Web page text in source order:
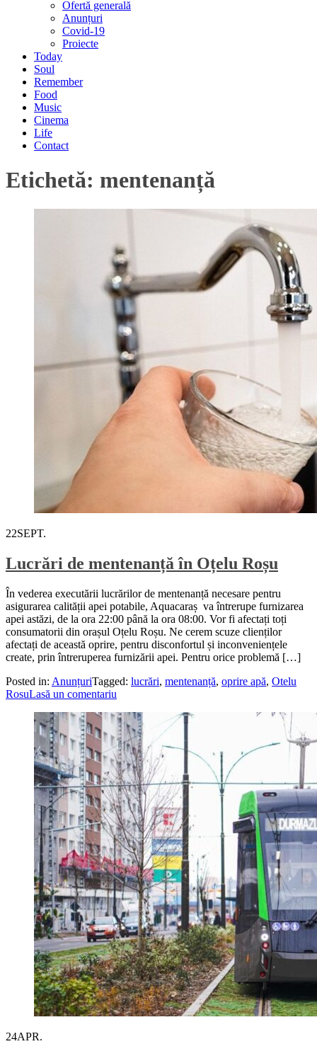
Ofertă generală
Anunțuri
Covid-19
Proiecte
Today
Soul
Remember
Food
Music
Cinema
Life
Contact
Etichetă: mentenanță
22SEPT.
Lucrări de mentenanță în Oțelu Roșu
În vederea executării lucrărilor de mentenanță necesare pentru
asigurarea calității apei potabile, Aquacaraș va întrerupe furnizarea
apei astăzi, de la ora 22:00 până la ora 08:00. Vor fi afectați toți
consumatorii din orașul Oțelu Roșu. Ne cerem scuze clienților
afectați de această oprire, pentru disconfortul și inconveniențele
create, prin întreruperea furnizării apei. Pentru orice problemă […]
Posted in: AnunțuriTagged: lucrări, mentenanță, oprire apă, Otelu
RosuLasă un comentariu
24APR.